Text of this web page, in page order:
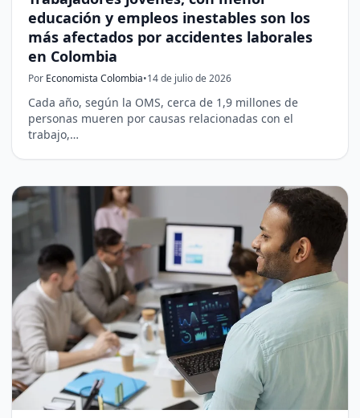
educación y empleos inestables son los
más afectados por accidentes laborales
en Colombia
Por Economista Colombia•14 de julio de 2026
Cada año, según la OMS, cerca de 1,9 millones de
personas mueren por causas relacionadas con el
trabajo,…